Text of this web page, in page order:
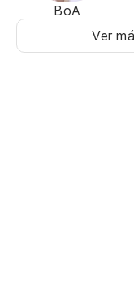
BoA
Ver